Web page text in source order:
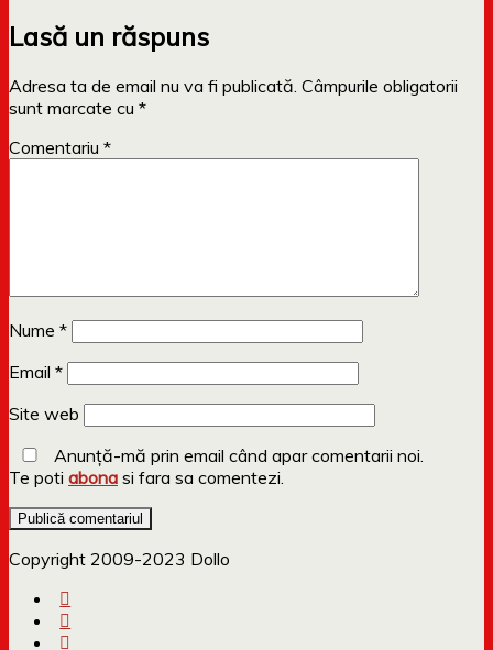
Lasă un răspuns
Adresa ta de email nu va fi publicată. Câmpurile obligatorii
sunt marcate cu *
Comentariu *
Nume *
Email *
Site web
Anunță-mă prin email când apar comentarii noi.
Te poti abona si fara sa comentezi.
Copyright 2009-2023 Dollo